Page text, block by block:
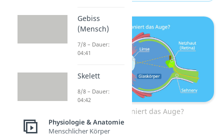
Wie funktioniert das Auge?
Gebiss
(Mensch)
7/8 – Dauer:
04:41
Skelett
8/8 – Dauer:
04:42
Physiologie & Anatomie
Menschlicher Körper